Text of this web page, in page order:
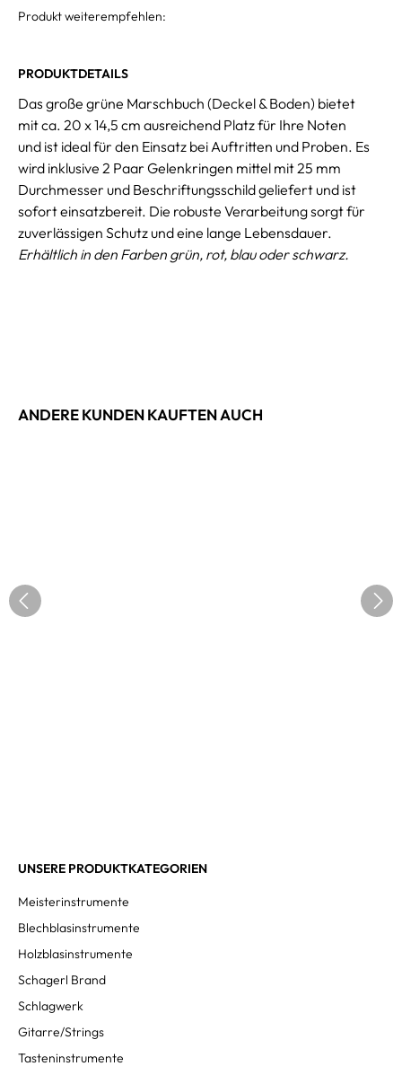
Produkt weiterempfehlen:
PRODUKTDETAILS
Das große grüne Marschbuch (Deckel & Boden) bietet
mit ca. 20 x 14,5 cm ausreichend Platz für Ihre Noten
und ist ideal für den Einsatz bei Auftritten und Proben. Es
wird inklusive 2 Paar Gelenkringen mittel mit 25 mm
Durchmesser und Beschriftungsschild geliefert und ist
sofort einsatzbereit. Die robuste Verarbeitung sorgt für
zuverlässigen Schutz und eine lange Lebensdauer.
Erhältlich in den Farben grün, rot, blau oder schwarz.
ANDERE KUNDEN KAUFTEN AUCH
UNSERE PRODUKTKATEGORIEN
Meisterinstrumente
Blechblasinstrumente
Holzblasinstrumente
Schagerl Brand
Schlagwerk
Gitarre/Strings
Tasteninstrumente